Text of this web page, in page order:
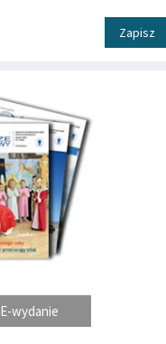
Zapisz
E-wydanie